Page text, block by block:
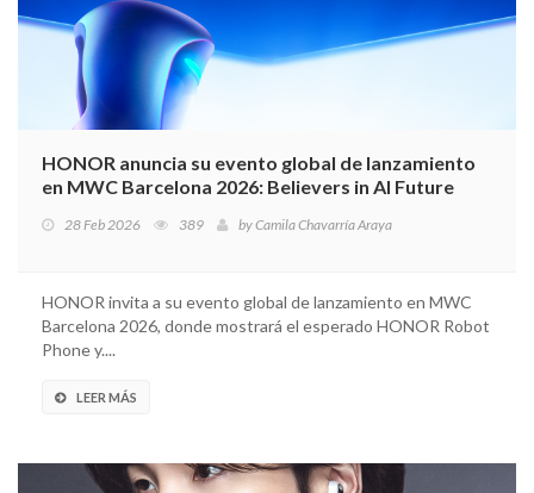
HONOR anuncia su evento global de lanzamiento
en MWC Barcelona 2026: Believers in AI Future
28 Feb 2026 389 byCamila Chavarría Araya
HONOR invita a su evento global de lanzamiento en MWC
Barcelona 2026, donde mostrará el esperado HONOR Robot
Phone y....
LEER MÁS